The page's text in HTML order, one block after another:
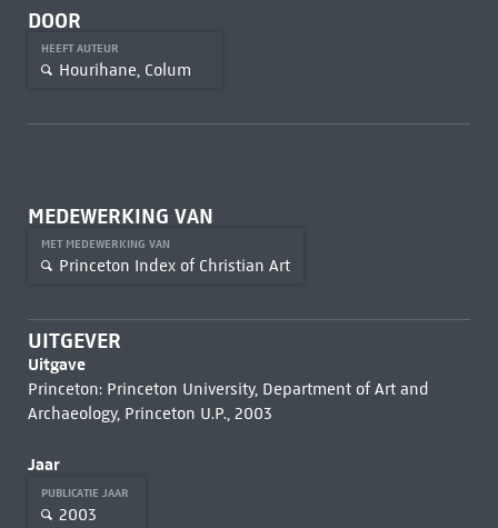
DOOR
HEEFT AUTEUR
Hourihane, Colum
MEDEWERKING VAN
MET MEDEWERKING VAN
Princeton Index of Christian Art
UITGEVER
Uitgave
Princeton: Princeton University, Department of Art and
Archaeology, Princeton U.P., 2003
Jaar
PUBLICATIE JAAR
2003